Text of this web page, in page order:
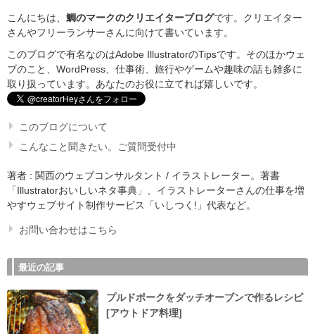
こんにちは、 鯛のマークのクリエイターブログです。クリエイター
さんやフリーランサーさんに向けて書いています。
このブログで有名なのはAdobe IllustratorのTipsです。そのほかウェ
ブのこと、WordPress、仕事術、旅行やゲームや趣味の話も雑多に
取り扱っています。あなたのお役に立てれば嬉しいです。
このブログについて
こんなこと聞きたい。ご質問受付中
著者 : 関西のウェブコンサルタント / イラストレーター。著書
「Illustratorおいしいネタ事典」、イラストレーターさんの仕事を増
やすウェブサイト制作サービス「いしつく!」代表など。
お問い合わせはこちら
最近の記事
プルドポークをダッチオーブンで作るレシピ
[アウトドア料理]